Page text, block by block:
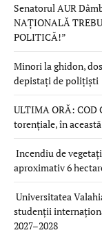
Senatorul AUR
NAȚIONALĂ
POLITICĂ!”
Minori la ghidon,
depistați de polițiști
ULTIMA ORĂ:
torențiale, în
Incendiu de
aproximativ 6
Universitatea
studenții
2027–2028